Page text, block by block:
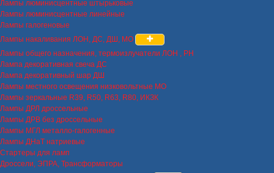
Лампы люминисцентные штырьковые
Лампы люминисцентные линейные
Лампы галогеновые
Лампы накаливания ЛОН, ДС, ДШ, МО
Лампы общего назначения, термоизлучатели ЛОН , РН
Лампа декоративная свеча ДС
Лампа декоративный шар ДШ
Лампы местного освещения низковольтные МО
Лампы зеркальные R39, R50, R63, R80, ИКЗК
Лампы ДРЛ дроссельные
Лампы ДРВ без дроссельные
Лампы МГЛ металло-галогенные
Лампы ДНаТ натриевые
Стартеры для ламп
Дроссели, ЭПРА, Трансформаторы